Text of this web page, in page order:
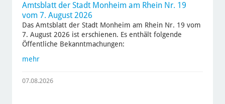
Amtsblatt der Stadt Monheim am Rhein Nr. 19
vom 7. August 2026
Das Amtsblatt der Stadt Monheim am Rhein Nr. 19 vom
7. August 2026 ist erschienen. Es enthält folgende
Öffentliche Bekanntmachungen:
mehr
07.08.2026